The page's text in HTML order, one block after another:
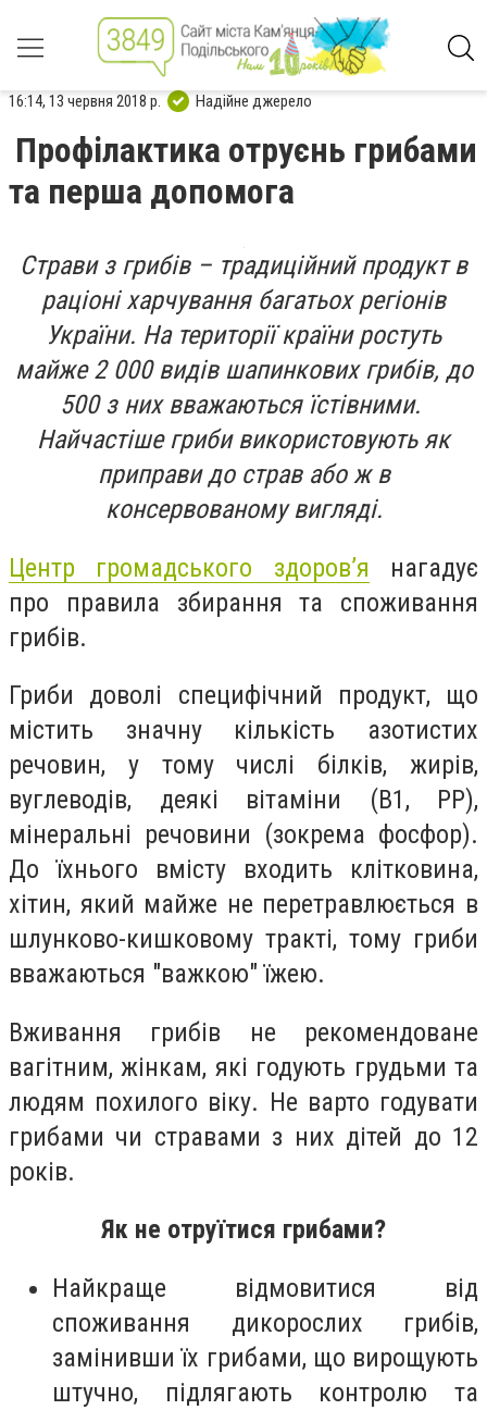
16:14, 13 червня 2018 р. Надійне джерело
Профілактика отруєнь грибами
та перша допомога
Страви з грибів – традиційний продукт в
раціоні харчування багатьох регіонів
України. На території країни ростуть
майже 2 000 видів шапинкових грибів, до
500 з них вважаються їстівними.
Найчастіше гриби використовують як
приправи до страв або ж в
консервованому вигляді.
Центр громадського здоров’я нагадує
про правила збирання та споживання
грибів.
Гриби доволі специфічний продукт, що
містить значну кількість азотистих
речовин, у тому числі білків, жирів,
вуглеводів, деякі вітаміни (В1, РР),
мінеральні речовини (зокрема фосфор).
До їхнього вмісту входить клітковина,
хітин, який майже не перетравлюється в
шлунково-кишковому тракті, тому гриби
вважаються "важкою" їжею.
Вживання грибів не рекомендоване
вагітним, жінкам, які годують грудьми та
людям похилого віку. Не варто годувати
грибами чи стравами з них дітей до 12
років.
Як не отруїтися грибами?
Найкраще відмовитися від
споживання дикорослих грибів,
замінивши їх грибами, що вирощують
штучно, підлягають контролю та